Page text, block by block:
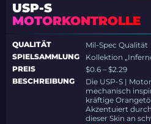
USP-S
MOTORKONTROLLE
QUALITÄT
Mil-Spec Qualität
SPIELSAMMLUNG
Kollektion
PREIS
$0.6 – $2.29
BESCHREIBUNG
Die USP-S |
mechanisch
kräftige
Akzentuiert
dieser Skin an